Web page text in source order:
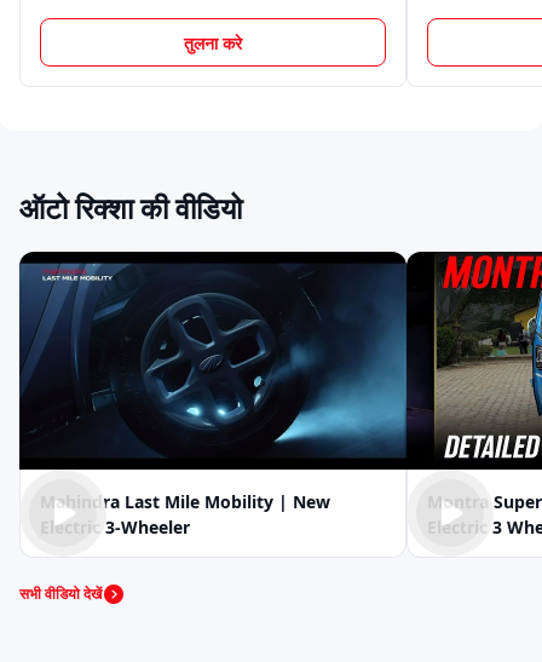
बाहुबली ई रिक्शा डाबंग डेल्टिक
केटो मोटर्स मिनी मेट्रो गयाम मोटर्स
जेम ईवी
अपने नज़दीकी डीलर और सर्विस सेंटर खोजें
चाहे आपका लक्ष्य दैनिक यात्री सेवा से कमाई करना हो या छोटा कार्गो
व्यवसाय शुरू करना, Over 5 Lakh सेगमेंट किफायती और भरोसेमंद
तुलना करे
ऑटो रिक्शा की वीडियो
Mahindra Last Mile Mobility | New
Electric 3-Wheeler
Montra
Electric 3
#91trucks
सभी वीडियो देखें